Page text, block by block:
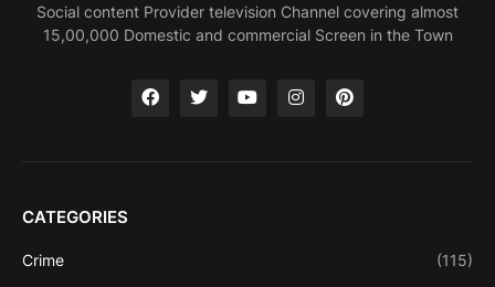
Social content Provider television Channel covering almost
15,00,000 Domestic and commercial Screen in the Town
CATEGORIES
Crime (115)